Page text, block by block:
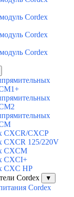
Cordex
Cordex
Cordex
CXCR/CXCP
CXCR 125/220V
CXCM
CXCI+
CXC HP
Cordex
▼
Cordex